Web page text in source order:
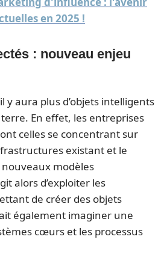
en 2025 !
: nouveau enjeu
y aura plus d’objets intelligents
En effet, les entreprises
celles se concentrant sur
existant et le
modèles
alors d’exploiter les
de créer des objets
également imaginer une
cœurs et les processus